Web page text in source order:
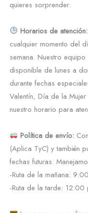
quieres sorprender.
Horarios de atención:
cualquier momento del
semana. Nuestro
disponible de lunes a
durante fechas
Valentín, Día de la
nuestro horario para
Política de envío:
(Aplica TyC) y también
fechas futuras.
-Ruta de la mañana:
-Ruta de la tarde: